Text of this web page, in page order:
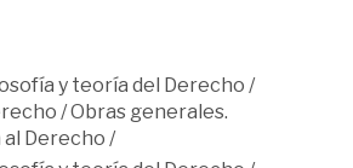
y teoría del Derecho /
/Obras generales.
Derecho /